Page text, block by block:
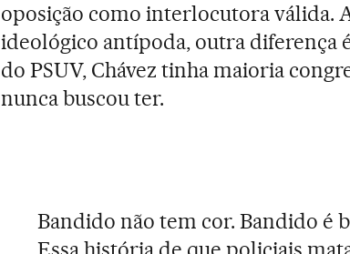
oposição como interlocutora válida.
ideológico antípoda, outra diferença
do PSUV, Chávez tinha maioria
nunca buscou ter.
Bandido não tem cor. Bandido é